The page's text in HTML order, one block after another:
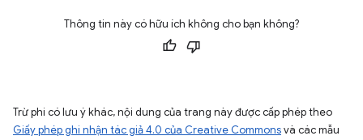
Thông tin này có hữu ích không cho bạn không?
Trừ phi có lưu ý khác, nội dung của trang này được cấp phép theo
Giấy phép ghi nhận tác giả 4.0 của Creative Commonsvà các mẫu